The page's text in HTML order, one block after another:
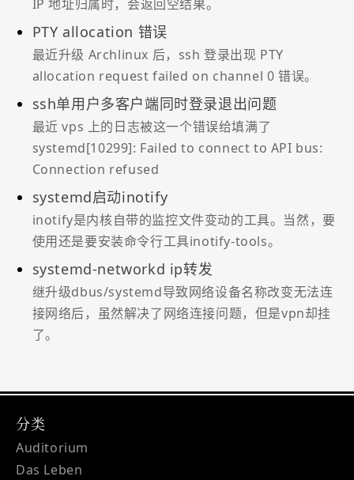
IP 地址归属时，会返回空结果。
PTY allocation 错误
最近升级 Archlinux 后，ssh 登录出现 PTY
allocation request failed on channel 0 错误。
ssh单用户多客户端同时登录退出问题
最近 vps 上的日志被这一个错误给填满了
systemd[10299]: Failed to connect to API bus:
Connection refused
systemd启动inotify
inotify是内核自带的监控文件变动的工具。当然，要
使用还是要安装命令行工具inotify-tools。
systemd-networkd ip转发
继升级dbus/systemd导致网络设备名称改变无法连
接网络后，虽然解决了网络连接问题，但是vpn却挂
了。
分类
Auditorium
Das Leben